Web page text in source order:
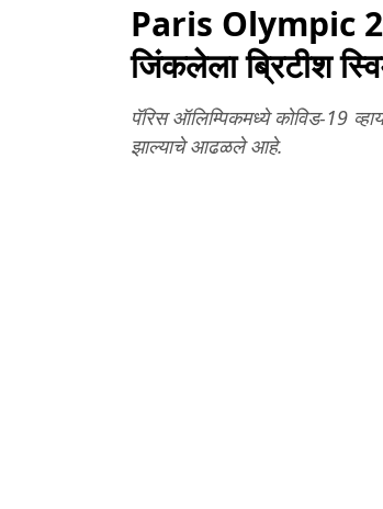
Paris Olympic
जिंकलेला ब्रिटीश
पॅरिस ऑलिम्पिकमध्ये कोविड-19
झाल्याचे आढळले आहे.